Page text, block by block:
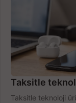
Taksitle
Taksitle teknoloji